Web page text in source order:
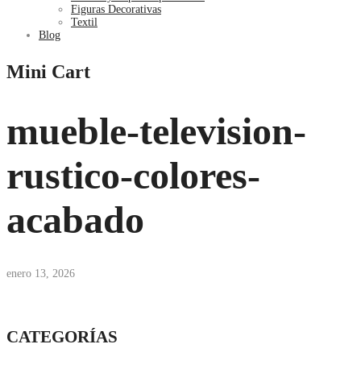
Figuras Decorativas
Textil
Blog
Mini Cart
mueble-television-
rustico-colores-
acabado
enero 13, 2026
CATEGORÍAS